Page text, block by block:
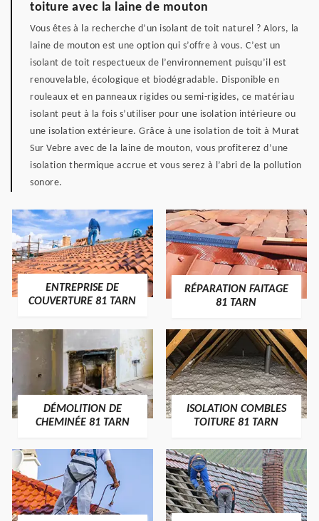
toiture avec la laine de mouton
Vous êtes à la recherche d’un isolant de toit naturel ? Alors, la
laine de mouton est une option qui s’offre à vous. C’est un
isolant de toit respectueux de l’environnement puisqu’il est
renouvelable, écologique et biodégradable. Disponible en
rouleaux et en panneaux rigides ou semi-rigides, ce matériau
isolant peut à la fois s’utiliser pour une isolation intérieure ou
une isolation extérieure. Grâce à une isolation de toit à Murat
Sur Vebre avec de la laine de mouton, vous profiterez d’une
isolation thermique accrue et vous serez à l’abri de la pollution
sonore.
ENTREPRISE DE
COUVERTURE 81 TARN
RÉPARATION FAITAGE
81 TARN
DÉMOLITION DE
CHEMINÉE 81 TARN
ISOLATION COMBLES
TOITURE 81 TARN